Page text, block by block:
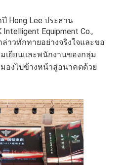
Hong Lee ประธาน
Intelligent Equipment Co.,
าวทักทายอย่างจริงใจและขอ
เยียนและพนักงานของกลุ่ม
องไปข้างหน้าสู่อนาคตด้วย